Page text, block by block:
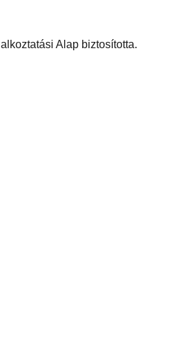
Alap biztosította.